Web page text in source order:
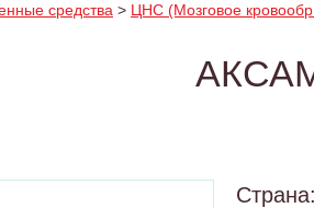
средства > ЦНС (Мозговое